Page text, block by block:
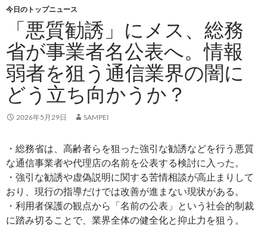
今日のトップニュース
「悪質勧誘」にメス、総務
省が事業者名公表へ。情報
弱者を狙う通信業界の闇に
どう立ち向かうか？
2026年5月29日 SAMPEI
・総務省は、高齢者らを狙った強引な勧誘などを行う悪質
な通信事業者や代理店の名前を公表する検討に入った。
・強引な勧誘や虚偽説明に関する苦情相談が高止まりして
おり、現行の指導だけでは改善が進まない現状がある。
・利用者保護の観点から「名前の公表」という社会的制裁
に踏み切ることで、業界全体の健全化と抑止力を狙う。